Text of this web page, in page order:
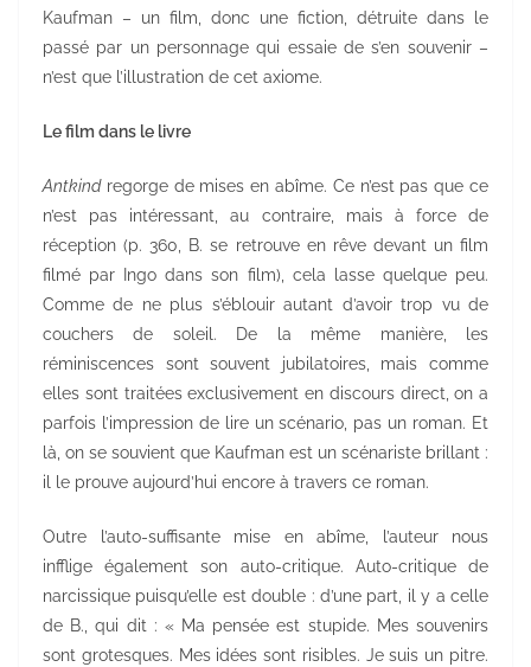
Kaufman – un film, donc une fiction, détruite dans le
passé par un personnage qui essaie de s’en souvenir –
n’est que l’illustration de cet axiome.
Le film dans le livre
Antkindregorge de mises en abîme. Ce n’est pas que ce
n’est pas intéressant, au contraire, mais à force de
réception (p. 360, B. se retrouve en rêve devant un film
filmé par Ingo dans son film), cela lasse quelque peu.
Comme de ne plus s’éblouir autant d’avoir trop vu de
couchers de soleil. De la même manière, les
réminiscences sont souvent jubilatoires, mais comme
elles sont traitées exclusivement en discours direct, on a
parfois l’impression de lire un scénario, pas un roman. Et
là, on se souvient que Kaufman est un scénariste brillant :
il le prouve aujourd’hui encore à travers ce roman.
Outre l’auto-suffisante mise en abîme, l’auteur nous
infflige également son auto-critique. Auto-critique de
narcissique puisqu’elle est double : d’une part, il y a celle
de B., qui dit : « Ma pensée est stupide. Mes souvenirs
sont grotesques. Mes idées sont risibles. Je suis un pitre.